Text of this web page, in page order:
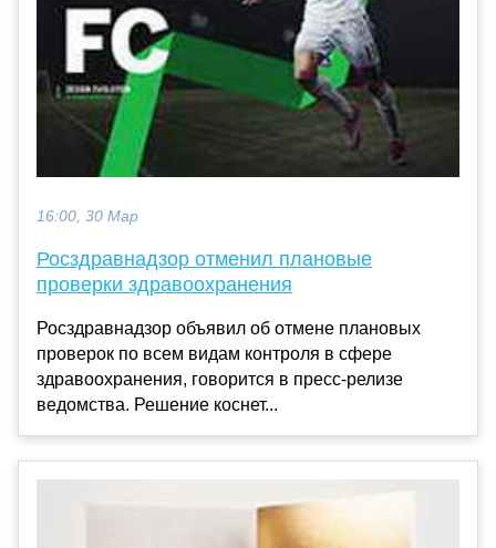
16:00, 30 Мар
Росздравнадзор отменил плановые
проверки здравоохранения
Росздравнадзор объявил об отмене плановых
проверок по всем видам контроля в сфере
здравоохранения, говорится в пресс-релизе
ведомства. Решение коснет...